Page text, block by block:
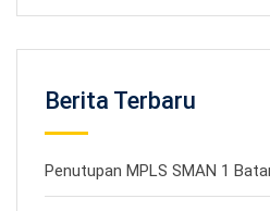
Berita Terbaru
Penutupan MPLS SMAN 1